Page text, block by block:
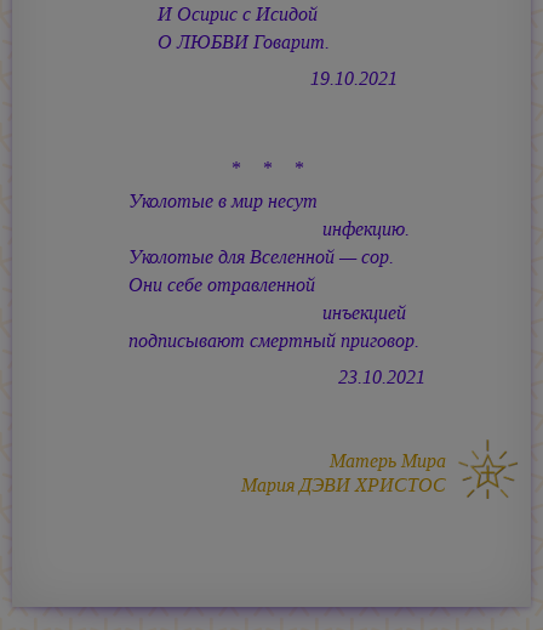
И Осирис с Исидой
О ЛЮБВИ Говарит.
19.10.2021
* * *
Уколотые в мир несут
инфекцию.
Уколотые для Вселенной — сор.
Они себе отравленной
инъекцией
подписывают смертный приговор.
23.10.2021
Матерь Мира
Мария ДЭВИ ХРИСТОС